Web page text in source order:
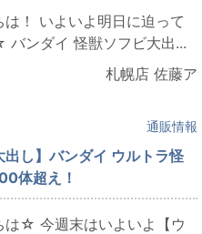
は！ いよいよ明日に迫って
バンダイ 怪獣ソフビ大出...
札幌店 佐藤ア
通販情報
出し】バンダイ ウルトラ怪
体超え！
は☆ 今週末はいよいよ【ウ